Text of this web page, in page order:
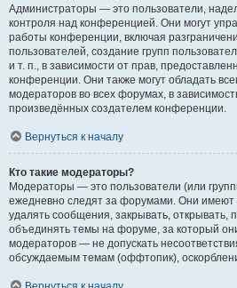
Администраторы — это пользователи,
контроля над конференцией. Они могут
работы конференции, включая
пользователей, создание групп
и т. п., в зависимости от прав,
конференции. Они также могут обладать
модераторов во всех форумах, в
произведённых создателем конференции.
Вернуться к началу
Кто такие модераторы?
Модераторы — это пользователи (или
ежедневно следят за форумами. Они имеют
удалять сообщения, закрывать, открывать,
объединять темы на форуме, за который
модераторов — не допускать
обсуждаемым темам (оффтопик),